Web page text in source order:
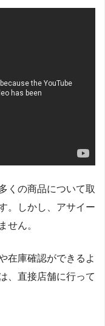
くの商品について取
。しかし、アサイー
せん。
在庫確認ができるよ
、直接店舗に行って